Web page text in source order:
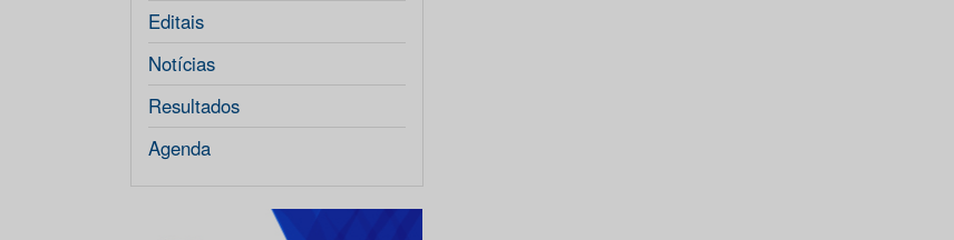
Editais
Notícias
Resultados
Agenda